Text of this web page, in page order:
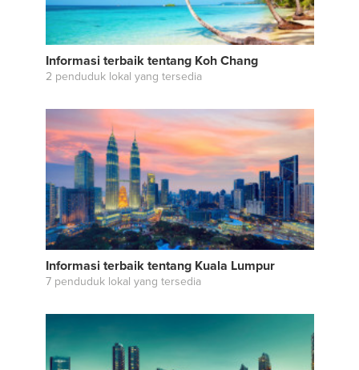
Informasi terbaik tentang Koh Chang
2 penduduk lokal yang tersedia
Informasi terbaik tentang Kuala Lumpur
7 penduduk lokal yang tersedia